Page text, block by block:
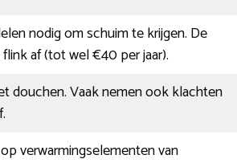
nodig om schuim te krijgen. De
af (tot wel €40 per jaar).
douchen. Vaak nemen ook klachten
verwarmingselementen van